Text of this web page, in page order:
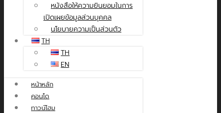
หนังสือให้ความยินยอมในการ
เปิดเผยข้อมูลส่วนบุคคล
นโยบายความเป็นส่วนตัว
TH
TH
EN
หน้าหลัก
คอนโด
ทาวน์โฮม